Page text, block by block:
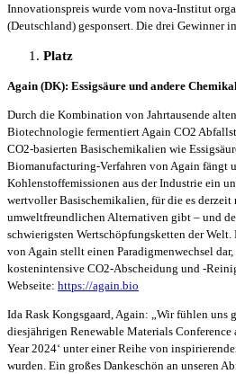
Innovationspreis wurde vom nova-Institut
(Deutschland) gesponsert. Die drei Gewinner
Platz
Again (DK): Essigsäure und andere
Durch die Kombination von Jahrtausende
Biotechnologie fermentiert Again CO2
CO2-basierten Basischemikalien wie
Biomanufacturing-Verfahren von Again fängt
Kohlenstoffemissionen aus der Industrie ein
wertvoller Basischemikalien, für die es derzeit
umweltfreundlichen Alternativen gibt – und
schwierigsten Wertschöpfungsketten der
von Again stellt einen Paradigmenwechsel dar,
kostenintensive CO2-Abscheidung und -
Webseite: https://again.bio
Ida Rask Kongsgaard, Again: „Wir fühlen uns
diesjährigen Renewable Materials Conference
Year 2024‘ unter einer Reihe von
wurden. Ein großes Dankeschön an unseren